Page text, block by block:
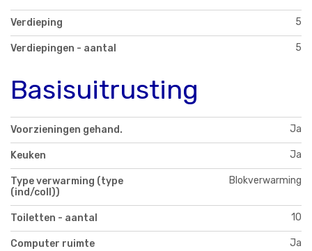
Verdieping 5
Verdiepingen - aantal 5
Basisuitrusting
Voorzieningen gehand. Ja
Keuken Ja
Type verwarming (type
(ind/coll))
Blokverwarming
Toiletten - aantal 10
Computer ruimte Ja